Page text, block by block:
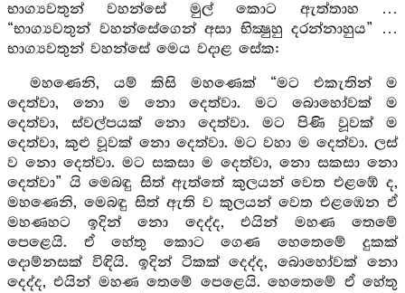
භාග්‍යවතුන් වහන්සේ මුල් කොට ඇත්තාහ …
“භාග්‍යවතුන් වහන්සේගෙන් අසා භික්‍ෂුහු දරන්නාහුය” …
භාග්‍යවතුන් වහන්සේ මෙය වදාළ සේක:
මහණෙනි, යම් කිසි මහණෙක් “මට එකැතින් ම
දෙත්වා, නො ම නො දෙත්වා. මට බොහෝවක් ම
දෙත්වා, ස්වල්පයක් නො දෙත්වා. මට පිණි වූවක් ම
දෙත්වා, කුළු වූවක් නො දෙත්වා. මට වහා ම දෙත්වා. ලස්
ව නො දෙත්වා. මට සකසා ම දෙත්වා, නො සකසා නො
දෙත්වා” යි මෙබඳු සිත් ඇත්තේ කුලයන් වෙත එළඹේ ද,
මහණෙනි, මෙබඳු සිත් ඇති ව කුලයන් වෙත එළඹෙන ඒ
මහණහට ඉදින් නො දෙද්ද, එයින් මහණ තෙමේ
පෙළෙයි. ඒ හේතු කොට ගෙණ හෙතෙමේ දුකක්
දොම්නසක් විඳියි. ඉදින් ටිකක් දෙද්ද, බොහෝවක් නො
දෙද්ද, එයින් මහණ තෙමේ පෙළෙයි. හෙතෙමේ ඒ හේතු